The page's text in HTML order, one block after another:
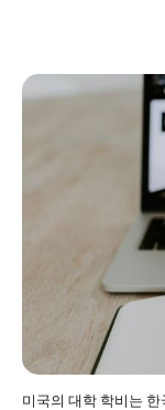
미국의 대학 학비는